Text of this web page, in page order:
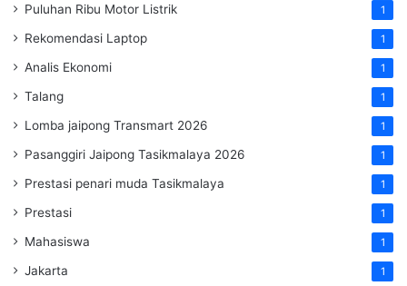
Puluhan Ribu Motor Listrik 1
Rekomendasi Laptop 1
Analis Ekonomi 1
Talang 1
Lomba jaipong Transmart 2026 1
Pasanggiri Jaipong Tasikmalaya 2026 1
Prestasi penari muda Tasikmalaya 1
Prestasi 1
Mahasiswa 1
Jakarta 1